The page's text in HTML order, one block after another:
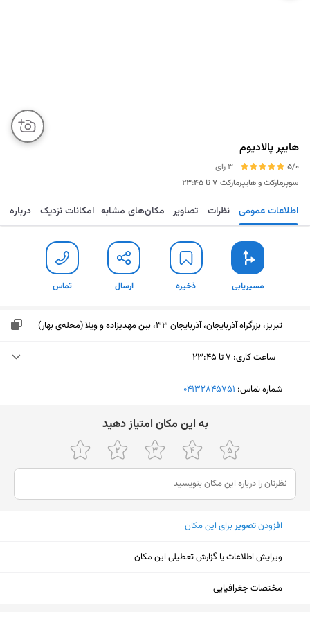
هایپر پالادیوم
5/0
3 رای
سوپرمارکت و هایپرمارکت ۷ تا ۲۳:۴۵
مسیریابی ذخیره ارسال تماس اطلاعات عمومی نظرات تصاویر مکان‌های مشابه امکانات نزدیک درباره
مسیریابی ذخیره ارسال تماس
تبریز، بزرگراه آذربایجان، آذربایجان 33، بین مهدیزاده و ویلا (محله‌ی بهار)
ساعت کاری: ۷ تا ۲۳:۴۵
پنجشنبه (امروز)
یکشنبه
۷ تا ۲۳:۴۵
دوشنبه
۷ تا ۲۳:۴۵
سه‌شنبه
چهارشنبه
شماره تماس: ‎04132845751
ﺑﻪ اﯾﻦ ﻣﮑﺎن اﻣﺘﯿﺎز دﻫﯿﺪ
افزودنتصویربرای این مکان
ویرایش اطلاعات یا گزارش تعطیلی این مکان
مختصات جغرافیایی